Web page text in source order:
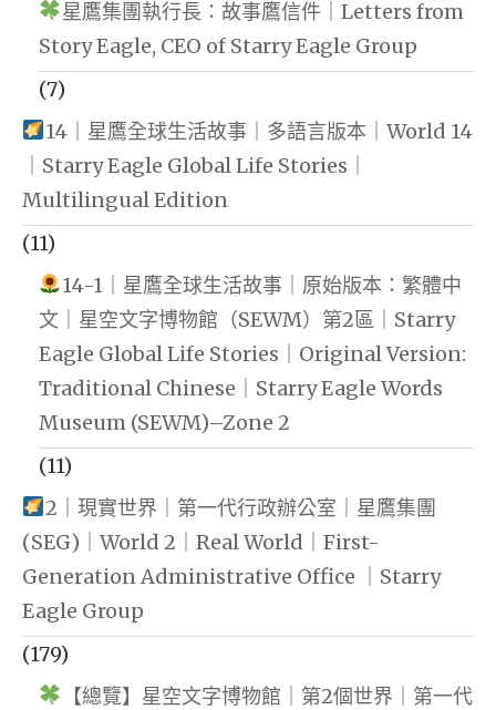
星鷹集團執行長：故事鷹信件｜Letters from
Story Eagle, CEO of Starry Eagle Group
(7)
14｜星鷹全球生活故事｜多語言版本｜World 14
｜Starry Eagle Global Life Stories｜
Multilingual Edition
(11)
14-1｜星鷹全球生活故事｜原始版本：繁體中
文｜星空文字博物館（SEWM）第2區｜Starry
Eagle Global Life Stories｜Original Version:
Traditional Chinese｜Starry Eagle Words
Museum (SEWM)–Zone 2
(11)
2｜現實世界｜第一代行政辦公室｜星鷹集團
(SEG)｜World 2｜Real World｜First-
Generation Administrative Office ｜Starry
Eagle Group
(179)
【總覽】星空文字博物館｜第2個世界｜第一代